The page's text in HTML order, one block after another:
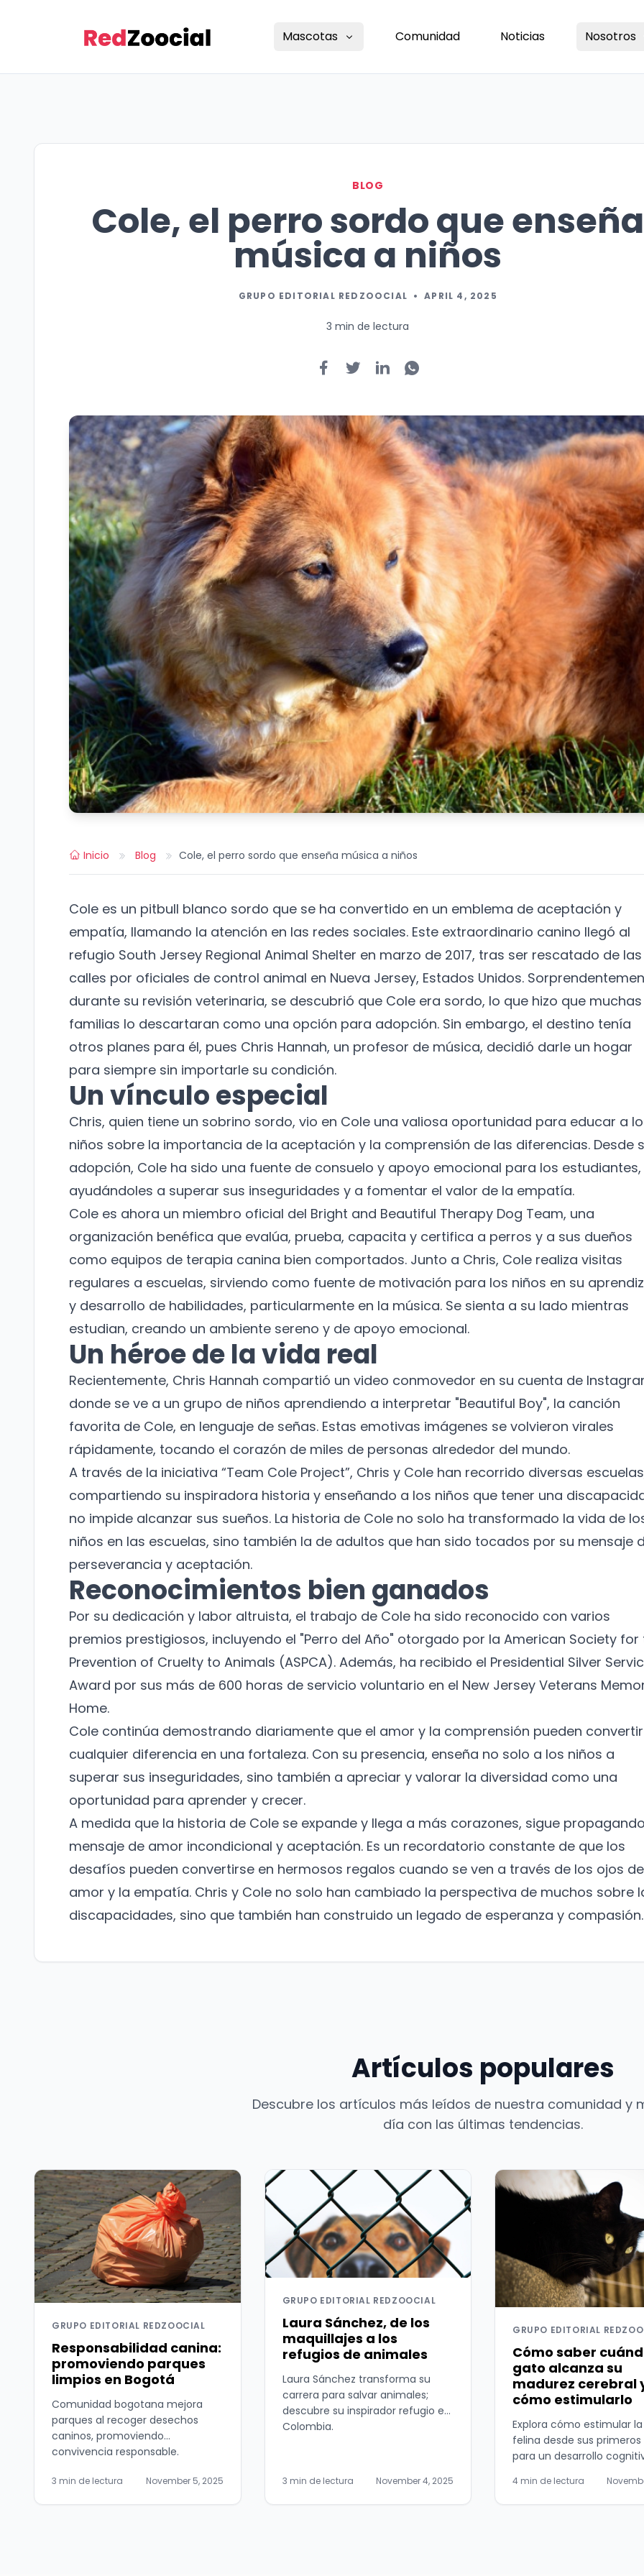
Mascotas Comunidad Noticias Nosotros
BLOG
Cole, el perro sordo que enseña
música a niños
GRUPO EDITORIAL REDZOOCIAL • APRIL 4, 2025
3 min de lectura
Inicio Blog Cole, el perro sordo que enseña música a niños
Cole es un pitbull blanco sordo que se ha convertido en un emblema de aceptación y
empatía, llamando la atención en las redes sociales. Este extraordinario canino llegó al
refugio South Jersey Regional Animal Shelter en marzo de 2017, tras ser rescatado de las
calles por oficiales de control animal en Nueva Jersey, Estados Unidos.
durante su revisión veterinaria, se descubrió que Cole era sordo, lo que hizo que muchas
familias lo descartaran como una opción para adopción. Sin embargo, el destino tenía
otros planes para él, pues Chris Hannah, un profesor de música, decidió darle un hogar
para siempre sin importarle su condición.
Un vínculo especial
Chris, quien tiene un sobrino sordo, vio en Cole una valiosa oportunidad para educar a
niños sobre la importancia de la aceptación y la comprensión de las diferencias. Desde
adopción, Cole ha sido una fuente de consuelo y apoyo emocional para los estudiantes,
ayudándoles a superar sus inseguridades y a fomentar el valor de la empatía.
Cole es ahora un miembro oficial del Bright and Beautiful Therapy Dog Team, una
organización benéfica que evalúa, prueba, capacita y certifica a perros y a sus dueños
como equipos de terapia canina bien comportados. Junto a Chris, Cole realiza visitas
regulares a escuelas, sirviendo como fuente de motivación para los niños en su
y desarrollo de habilidades, particularmente en la música. Se sienta a su lado mientras
estudian, creando un ambiente sereno y de apoyo emocional.
Un héroe de la vida real
Recientemente, Chris Hannah compartió un video conmovedor en su cuenta de
donde se ve a un grupo de niños aprendiendo a interpretar "Beautiful Boy", la canción
favorita de Cole, en lenguaje de señas. Estas emotivas imágenes se volvieron virales
rápidamente, tocando el corazón de miles de personas alrededor del mundo.
A través de la iniciativa “Team Cole Project”, Chris y Cole han recorrido diversas
compartiendo su inspiradora historia y enseñando a los niños que tener una
no impide alcanzar sus sueños. La historia de Cole no solo ha transformado la vida de
niños en las escuelas, sino también la de adultos que han sido tocados por su mensaje
perseverancia y aceptación.
Reconocimientos bien ganados
Por su dedicación y labor altruista, el trabajo de Cole ha sido reconocido con varios
premios prestigiosos, incluyendo el "Perro del Año" otorgado por la American Society for
Prevention of Cruelty to Animals (ASPCA). Además, ha recibido el Presidential Silver
Award por sus más de 600 horas de servicio voluntario en el New Jersey Veterans
Home.
Cole continúa demostrando diariamente que el amor y la comprensión pueden convertir
cualquier diferencia en una fortaleza. Con su presencia, enseña no solo a los niños a
superar sus inseguridades, sino también a apreciar y valorar la diversidad como una
oportunidad para aprender y crecer.
A medida que la historia de Cole se expande y llega a más corazones, sigue
mensaje de amor incondicional y aceptación. Es un recordatorio constante de que los
desafíos pueden convertirse en hermosos regalos cuando se ven a través de los ojos
amor y la empatía. Chris y Cole no solo han cambiado la perspectiva de muchos sobre
discapacidades, sino que también han construido un legado de esperanza y compasión.
Artículos populares
Descubre los artículos más leídos de nuestra comunidad y
día con las últimas tendencias.
GRUPO EDITORIAL REDZOOCIAL
Responsabilidad canina:
promoviendo parques
limpios en Bogotá
Comunidad bogotana mejora
parques al recoger desechos
caninos, promoviendo
convivencia responsable.
3 min de lectura November 5, 2025
GRUPO EDITORIAL REDZOOCIAL
Laura Sánchez, de los
maquillajes a los
refugios de animales
Laura Sánchez transforma su
carrera para salvar animales;
descubre su inspirador refugio en
Colombia.
3 min de lectura November 4, 2025
GRUPO EDITORIAL
Cómo saber
gato alcanza su
madurez cerebral
cómo estimularlo
Explora cómo estimular
felina desde sus primeros
para un desarrollo
4 min de lectura
¡No te pierdas nuestras
novedades!
Suscríbete a nuestro boletín para recibir
noticias y actualizaciones.
Nombre
Correo electrónico
Cerrar